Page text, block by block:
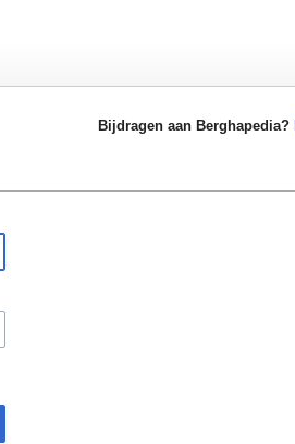
Bijdragen aan Berghapedia?